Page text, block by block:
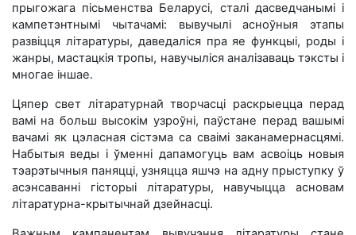
прыгожага пісьменства Беларусі, сталі дасведчанымі і
кампетэнтнымі чытачамі: вывучылі асноўныя этапы
развіцця літаратуры, даведаліся пра яе функцыі, роды і
жанры, мастацкія тропы, навучыліся аналізаваць тэксты і
многае іншае.
Цяпер свет літаратурнай творчасці раскрыецца перад
вамі на больш высокім узроўні, паўстане перад вашымі
вачамі як цэласная сістэма са сваімі заканамернасцямі.
Набытыя веды і ўменні дапамогуць вам асвоіць новыя
тэарэтычныя паняцці, узняцца яшчэ на адну прыступку ў
асэнсаванні гісторыі літаратуры, навучыцца асновам
літаратурна-крытычнай дзейнасці.